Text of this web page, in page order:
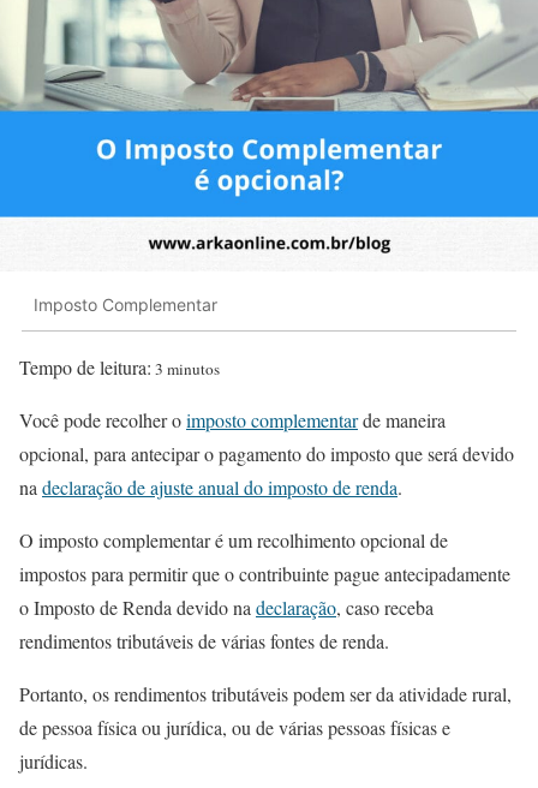
Imposto Complementar
Tempo de leitura: 3 minutos
Você pode recolher oimposto complementarde maneira
opcional, para antecipar o pagamento do imposto que será devido
na declaração de ajuste anual do imposto de renda.
O imposto complementar é um recolhimento opcional de
impostos para permitir que o contribuinte pague antecipadamente
o Imposto de Renda devido na declaração, caso receba
rendimentos tributáveis de várias fontes de renda.
Portanto, os rendimentos tributáveis podem ser da atividade rural,
de pessoa física ou jurídica, ou de várias pessoas físicas e
jurídicas.